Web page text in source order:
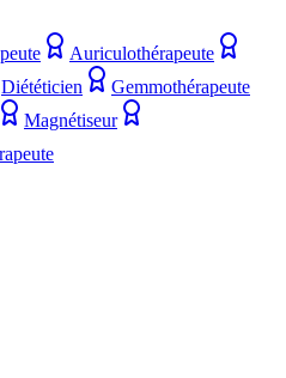
Auriculothérapeute
Diététicien
Gemmothérapeute
Magnétiseur